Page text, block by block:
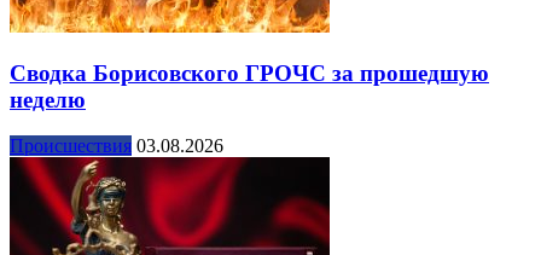
Сводка Борисовского ГРОЧС за прошедшую
неделю
Происшествия 03.08.2026